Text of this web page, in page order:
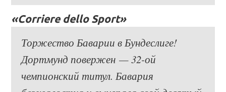
«Corriere dello Sport»
Торжество Баварии в Бундеслиге!
Дортмунд повержен — 32-ой
чемпионский титул. Бавария